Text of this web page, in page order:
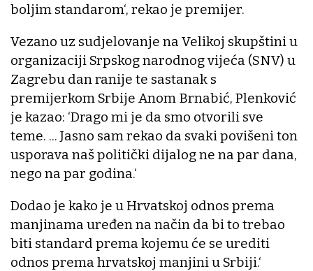
boljim standarom‘, rekao je premijer.
Vezano uz sudjelovanje na Velikoj skupštini u
organizaciji Srpskog narodnog vijeća (SNV) u
Zagrebu dan ranije te sastanak s
premijerkom Srbije Anom Brnabić, Plenković
je kazao: ‘Drago mi je da smo otvorili sve
teme. ... Jasno sam rekao da svaki povišeni ton
usporava naš politički dijalog ne na par dana,
nego na par godina.‘
Dodao je kako je u Hrvatskoj odnos prema
manjinama uređen na način da bi to trebao
biti standard prema kojemu će se urediti
odnos prema hrvatskoj manjini u Srbiji.‘